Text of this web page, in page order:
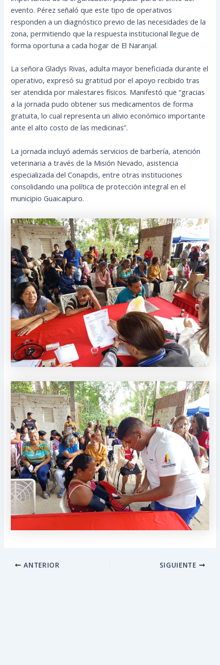
evento. Pérez señaló que este tipo de operativos
responden a un diagnóstico previo de las necesidades de la
zona, permitiendo que la respuesta institucional llegue de
forma oportuna a cada hogar de El Naranjal.
La señora Gladys Rivas, adulta mayor beneficiada durante el
operativo, expresó su gratitud por el apoyo recibido tras
ser atendida por malestares físicos. Manifestó que “gracias
a la jornada pudo obtener sus medicamentos de forma
gratuita, lo cual representa un alivio económico importante
ante el alto costo de las medicinas”.
La jornada incluyó además servicios de barbería, atención
veterinaria a través de la Misión Nevado, asistencia
especializada del Conapdis, entre otras instituciones
consolidando una política de protección integral en el
municipio Guaicaipuro.
ANTERIOR SIGUIENTE